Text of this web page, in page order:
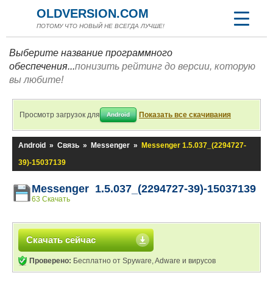
OLDVERSION.COM
ПОТОМУ ЧТО НОВЫЙ НЕ ВСЕГДА ЛУЧШЕ!
Выберите название программного
обеспечения...понизить рейтинг до версии, которую
вы любите!
Просмотр загрузок для Android Показать все скачивания
Android » Связь » Messenger »
Messenger 1.5.037_(2294727-
39)-15037139
Messenger 1.5.037_(2294727-39)-15037139
63 Скачать
Скачать сейчас
Проверено: Бесплатно от Spyware, Adware и вирусов